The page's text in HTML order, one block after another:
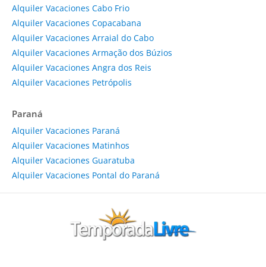
Alquiler Vacaciones Cabo Frio
Alquiler Vacaciones Copacabana
Alquiler Vacaciones Arraial do Cabo
Alquiler Vacaciones Armação dos Búzios
Alquiler Vacaciones Angra dos Reis
Alquiler Vacaciones Petrópolis
Paraná
Alquiler Vacaciones Paraná
Alquiler Vacaciones Matinhos
Alquiler Vacaciones Guaratuba
Alquiler Vacaciones Pontal do Paraná